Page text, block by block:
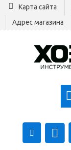
Карта сайта
Адрес магазина